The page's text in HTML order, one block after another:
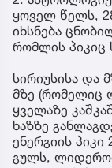
ყოველ წელს,
იხსნება
რომლის პიკიც
სირიუსისა და
მზე (რომელიც
ყველაზე
ხაზზე
ენერგიის
გულს,